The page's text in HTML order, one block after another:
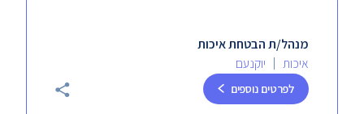
מנהל/ת הבטחת איכות
יוקנעם
איכות
לפרטים נוספים